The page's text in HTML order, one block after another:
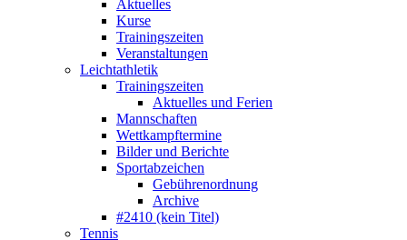
Aktuelles
Kurse
Trainingszeiten
Veranstaltungen
Leichtathletik
Trainingszeiten
Aktuelles und Ferien
Mannschaften
Wettkampftermine
Bilder und Berichte
Sportabzeichen
Gebührenordnung
Archive
#2410 (kein Titel)
Tennis